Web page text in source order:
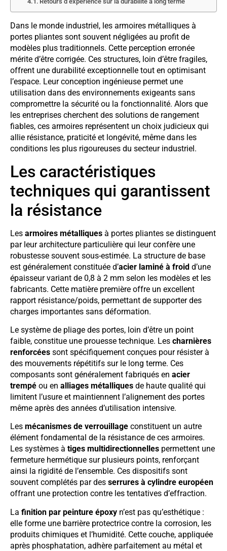
Dans le monde industriel, les armoires métalliques à
portes pliantes sont souvent négligées au profit de
modèles plus traditionnels. Cette perception erronée
mérite d’être corrigée. Ces structures, loin d’être fragiles,
offrent une durabilité exceptionnelle tout en optimisant
l’espace. Leur conception ingénieuse permet une
utilisation dans des environnements exigeants sans
compromettre la sécurité ou la fonctionnalité. Alors que
les entreprises cherchent des solutions de rangement
fiables, ces armoires représentent un choix judicieux qui
allie résistance, praticité et longévité, même dans les
conditions les plus rigoureuses du secteur industriel.
Les caractéristiques
techniques qui garantissent
la résistance
Les armoires métalliques à portes pliantes se distinguent
par leur architecture particulière qui leur confère une
robustesse souvent sous-estimée. La structure de base
est généralement constituée d’acier laminé à froid d’une
épaisseur variant de 0,8 à 2 mm selon les modèles et les
fabricants. Cette matière première offre un excellent
rapport résistance/poids, permettant de supporter des
charges importantes sans déformation.
Le système de pliage des portes, loin d’être un point
faible, constitue une prouesse technique. Les charnières
renforcées sont spécifiquement conçues pour résister à
des mouvements répétitifs sur le long terme. Ces
composants sont généralement fabriqués en acier
trempé ou en alliages métalliques de haute qualité qui
limitent l’usure et maintiennent l’alignement des portes
même après des années d’utilisation intensive.
Les mécanismes de verrouillage constituent un autre
élément fondamental de la résistance de ces armoires.
Les systèmes à tiges multidirectionnelles permettent une
fermeture hermétique sur plusieurs points, renforçant
ainsi la rigidité de l’ensemble. Ces dispositifs sont
souvent complétés par des serrures à cylindre européen
offrant une protection contre les tentatives d’effraction.
La finition par peinture époxy n’est pas qu’esthétique :
elle forme une barrière protectrice contre la corrosion, les
produits chimiques et l’humidité. Cette couche, appliquée
après phosphatation, adhère parfaitement au métal et